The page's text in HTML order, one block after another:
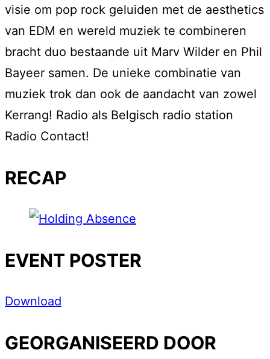
visie om pop rock geluiden met de aesthetics
van EDM en wereld muziek te combineren
bracht duo bestaande uit Marv Wilder en Phil
Bayeer samen. De unieke combinatie van
muziek trok dan ook de aandacht van zowel
Kerrang! Radio als Belgisch radio station
Radio Contact!
RECAP
EVENT POSTER
Download
GEORGANISEERD DOOR